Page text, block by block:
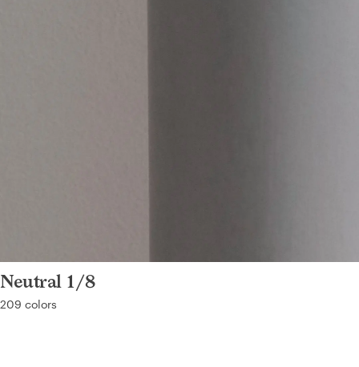
Neutral 1/8
209 colors